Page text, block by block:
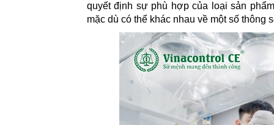
quyết định sự phù hợp của loại sản
mặc dù có thể khác nhau về một số thông